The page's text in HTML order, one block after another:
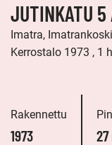
JUTINKATU 5
Imatra, Imatrankoski
Kerrostalo 1973 , 1
Rakennettu
1973 27